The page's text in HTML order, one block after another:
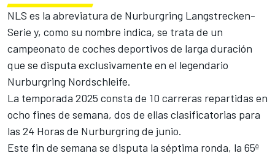
NLS es la abreviatura de Nurburgring Langstrecken-
Serie y, como su nombre indica, se trata de un
campeonato de coches deportivos de larga duración
que se disputa exclusivamente en el legendario
Nurburgring Nordschleife.
La temporada 2025 consta de 10 carreras repartidas en
ocho fines de semana, dos de ellas clasificatorias para
las 24 Horas de Nurburgring de junio.
Este fin de semana se disputa la séptima ronda, la 65ª